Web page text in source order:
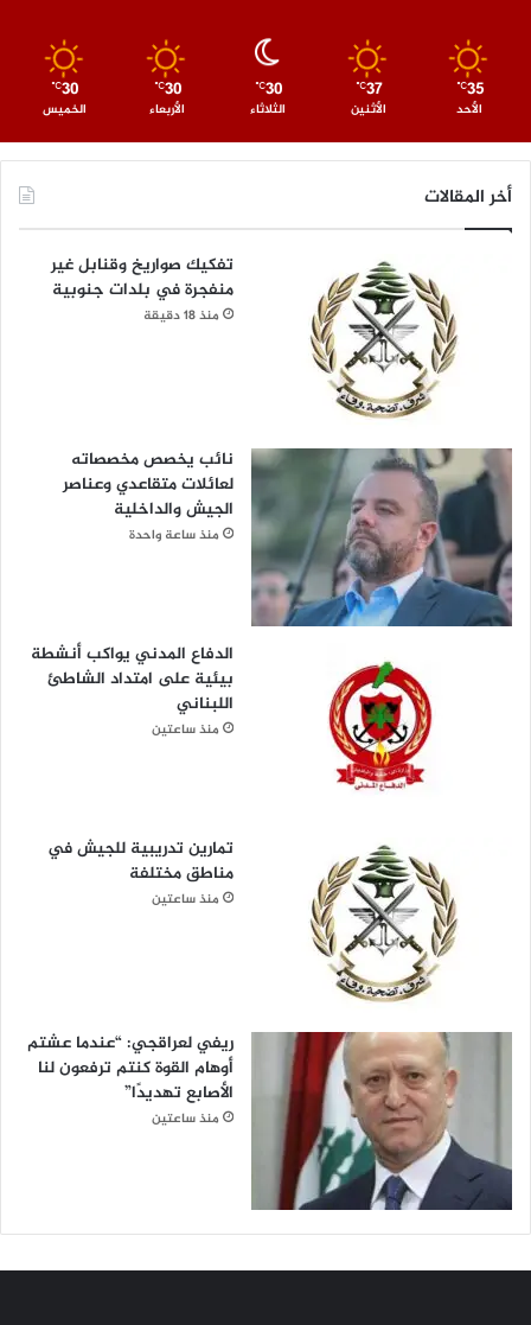
35
℃
الأحد
37
℃
الأثنين
30
℃
الثلاثاء
30
℃
الأربعاء
30
℃
الخميس
أخر المقالات
تفكيك صواريخ وقنابل غير
منفجرة في بلدات جنوبية
منذ 18 دقيقة
نائب يخصص مخصصاته
لعائلات متقاعدي وعناصر
الجيش والداخلية
منذ ساعة واحدة
الدفاع المدني يواكب أنشطة
بيئية على امتداد الشاطئ
اللبناني
منذ ساعتين
تمارين تدريبية للجيش في
مناطق مختلفة
منذ ساعتين
ريفي لعراقجي: “عندما عشتم
أوهام القوة كنتم ترفعون لنا
الأصابع تهديدًا”
منذ ساعتين